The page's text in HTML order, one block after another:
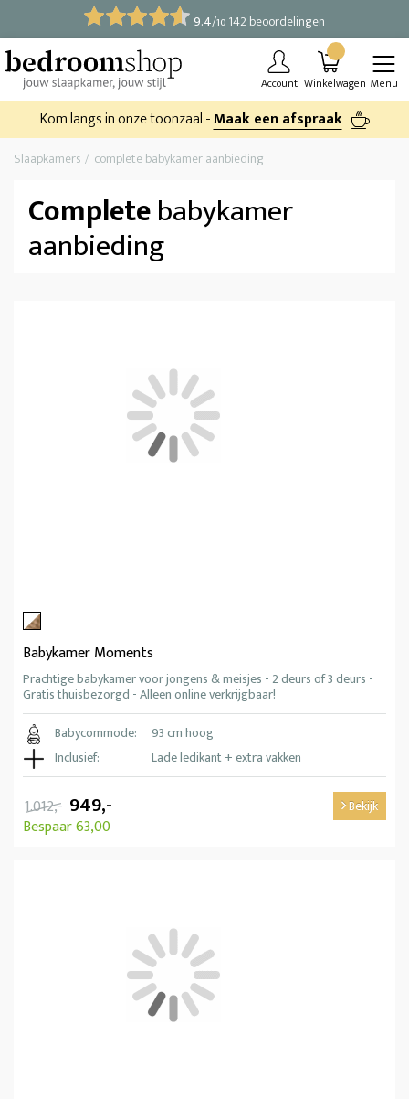
9.4/10 142 beoordelingen
Account Winkelwagen Menu
Kom langs in onze toonzaal -Maak een afspraak
Slaapkamers complete babykamer aanbieding
Completebabykamer
aanbieding
Babykamer Moments
Prachtige babykamer voor jongens & meisjes - 2 deurs of 3 deurs -
Gratis thuisbezorgd - Alleen online verkrijgbaar!
Babycommode:
93 cm hoog
Inclusief:
Lade ledikant + extra vakken
1.012,- 949,-
Bespaar 63,00
Bekijk